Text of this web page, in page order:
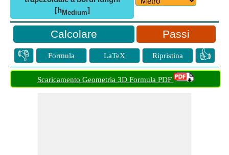
[hMedium]
Passi
👎 Formula LaTeX Ripristina 👍
Scaricamento Geometria 3D Formula PDF